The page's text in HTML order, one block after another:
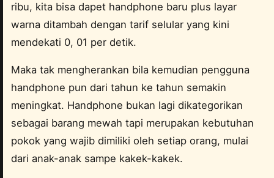
ribu, kita bisa dapet handphone baru plus layar
warna ditambah dengan tarif selular yang kini
mendekati 0, 01 per detik.
Maka tak mengherankan bila kemudian pengguna
handphone pun dari tahun ke tahun semakin
meningkat. Handphone bukan lagi dikategorikan
sebagai barang mewah tapi merupakan kebutuhan
pokok yang wajib dimiliki oleh setiap orang, mulai
dari anak-anak sampe kakek-kakek.